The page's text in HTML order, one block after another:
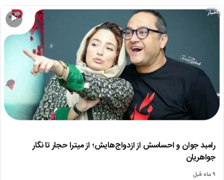
▶
اخبار
رامبد جوان و احساسش از ازدواج‌هایش؛ از میترا حجار تا نگار
جواهریان
۹ ماه قبل